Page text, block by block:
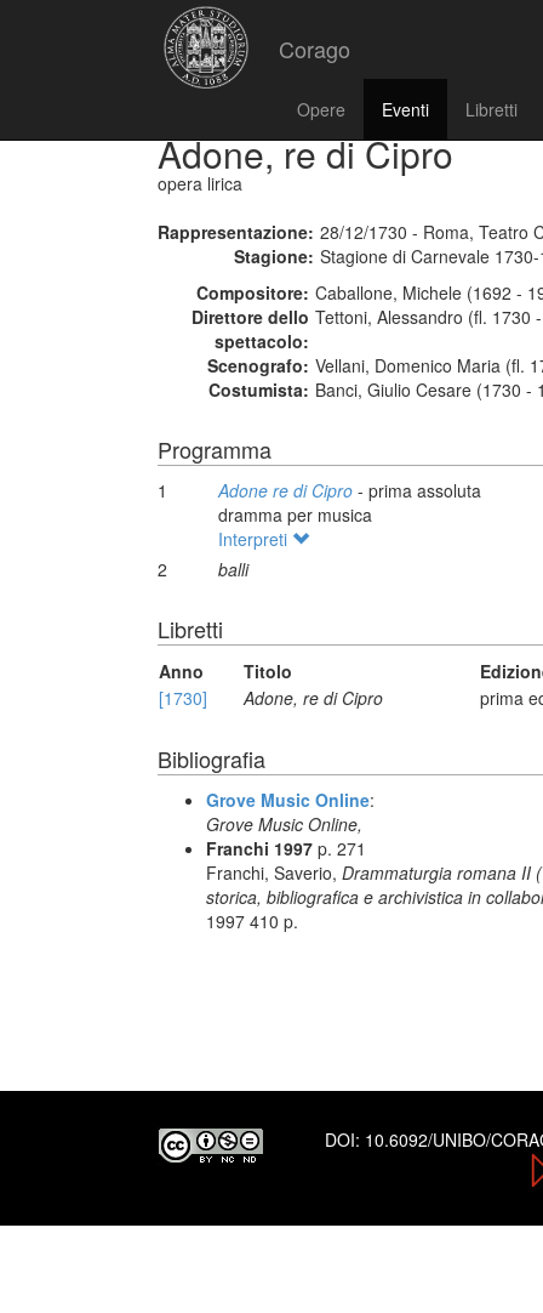
Corago
Opere Eventi Libretti
Adone, re di Cipro
opera lirica
Rappresentazione: 28/12/1730 - Roma, Teatro
Stagione: Stagione di Carnevale
Compositore: Caballone, Michele (1692 -
Direttore dello
spettacolo:
Tettoni, Alessandro (fl. 1730
Scenografo: Vellani, Domenico Maria (fl.
Costumista: Banci, Giulio Cesare (1730 -
Programma
1 Adone re di Cipro - prima assoluta
dramma per musica
Interpreti
2
balli
Libretti
Anno Titolo
[1730]
Adone, re di Cipro prima
Bibliografia
Grove Music Online:
Grove Music Online,
Franchi 1997 p. 271
Franchi, Saverio, Drammaturgia romana II
storica, bibliografica e archivistica in
1997 410 p.
DOI: 10.6092/UNIBO/